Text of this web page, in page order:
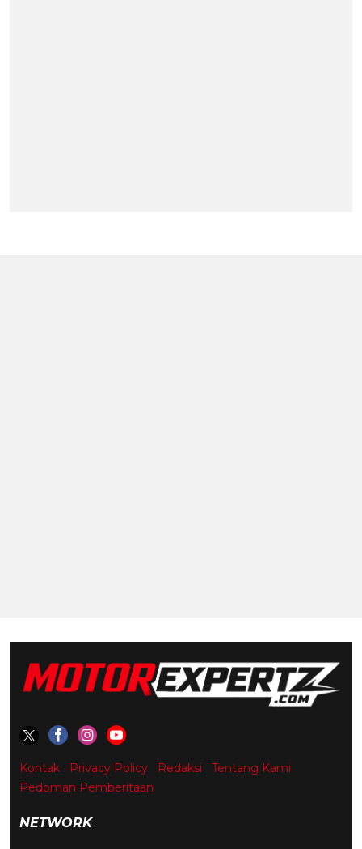
Kontak Privacy Policy Redaksi
Tentang Kami
Pedoman Pemberitaan
NETWORK